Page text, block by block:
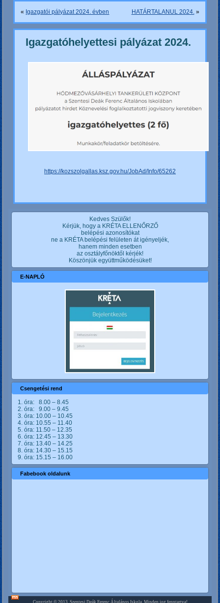
« Igazgatói pályázat 2024. évben HATÁRTALANUL 2024.»
Igazgatóhelyettesi pályázat 2024.
https://kozszolgallas.ksz.gov.hu/JobAd/Info/65262
Kedves Szülők!
Kérjük, hogy a KRÉTA ELLENŐRZŐ
belépési azonosítókat
ne a KRÉTA belépési felületen át igényeljék,
hanem minden esetben
az osztályfőnöktől kérjék!
Köszönjük együttműködésüket!
E-NAPLÓ
Csengetési rend
1. óra: 8.00 – 8.45
2. óra: 9.00 – 9.45
3. óra: 10.00 – 10.45
4. óra: 10.55 – 11.40
5. óra: 11.50 – 12.35
6. óra: 12.45 – 13.30
7. óra: 13.40 – 14.25
8. óra: 14.30 – 15.15
9. óra: 15.15 – 16.00
Fabebook oldalunk